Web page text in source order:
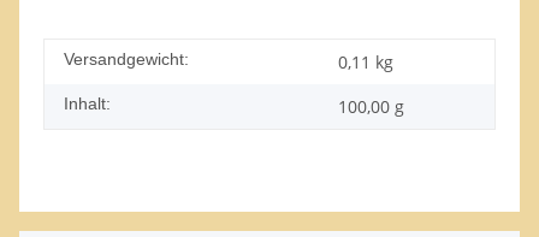
Versandgewicht: 0,11 kg
Inhalt: 100,00 g